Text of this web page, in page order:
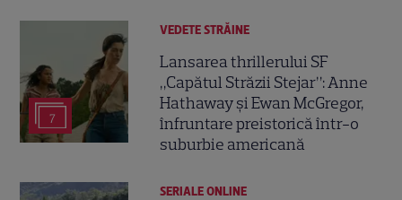
7
VEDETE STRĂINE
Lansarea thrillerului SF
„Capătul Străzii Stejar”: Anne
Hathaway și Ewan McGregor,
înfruntare preistorică într-o
suburbie americană
SERIALE ONLINE